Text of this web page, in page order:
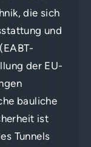
die sich
und
der EU-
bauliche
ist
Tunnels